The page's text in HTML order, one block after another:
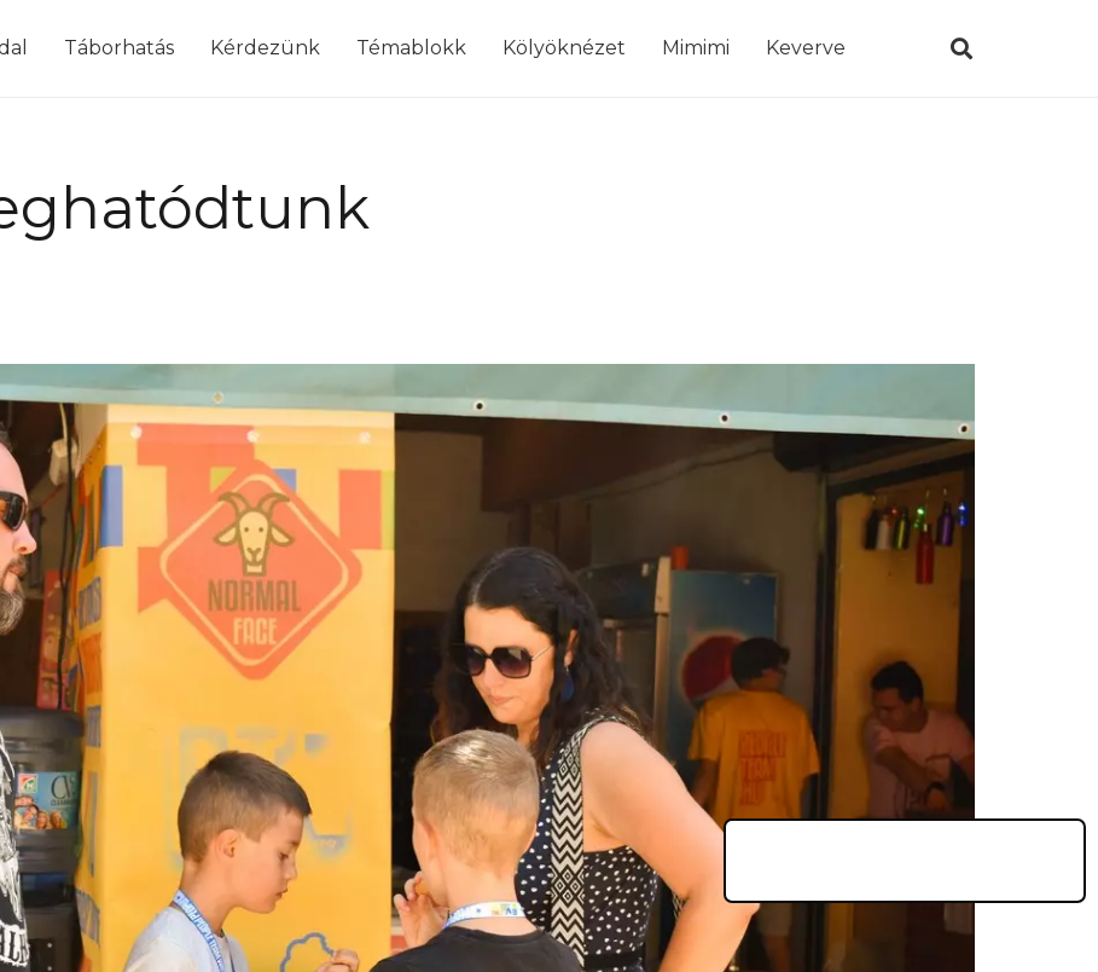
Táborhatás Kérdezünk Témablokk Kölyöknézet Mimimi Keverve